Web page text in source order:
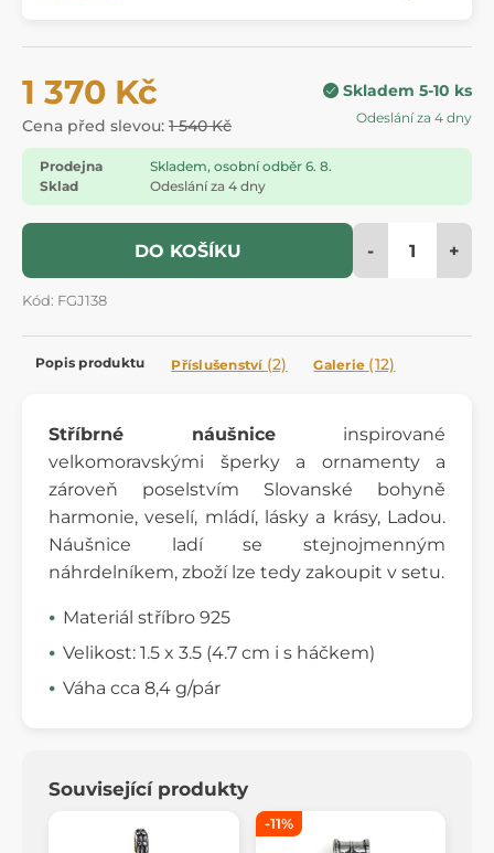
1 370 Kč
Cena před slevou: 1 540 Kč
Skladem 5-10 ks
Odeslání za 4 dny
Prodejna
Skladem, osobní odběr 6. 8.
Sklad
Odeslání za 4 dny
DO KOŠÍKU - +
Kód: FGJ138
Popis produktu Příslušenství (2) Galerie (12)
Stříbrné náušnice inspirované
velkomoravskými šperky a ornamenty a
zároveň poselstvím Slovanské bohyně
harmonie, veselí, mládí, lásky a krásy, Ladou.
Náušnice ladí se stejnojmenným
náhrdelníkem, zboží lze tedy zakoupit v setu.
Materiál stříbro 925
Velikost: 1.5 x 3.5 (4.7 cm i s háčkem)
Váha cca 8,4 g/pár
Související produkty
-11%